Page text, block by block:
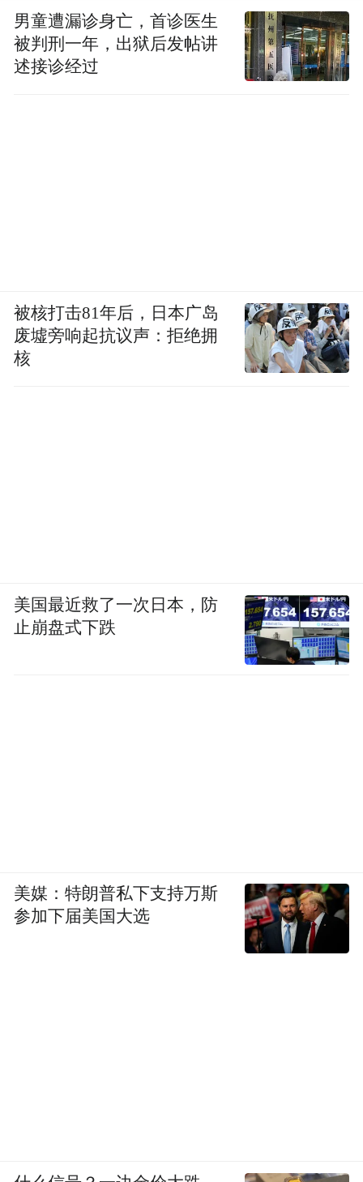
男童遭漏诊身亡，首诊医生
被判刑一年，出狱后发帖讲
述接诊经过
被核打击81年后，日本广岛
废墟旁响起抗议声：拒绝拥
核
美国最近救了一次日本，防
止崩盘式下跌
美媒：特朗普私下支持万斯
参加下届美国大选